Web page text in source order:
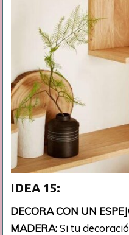
IDEA 15:
DECORA CON UN
MADERA:Si tu